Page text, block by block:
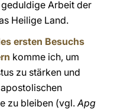
Arbeit der
Heilige Land.
ersten Besuchs
komme ich, um
zu stärken und
zu bleiben (vgl.Apg